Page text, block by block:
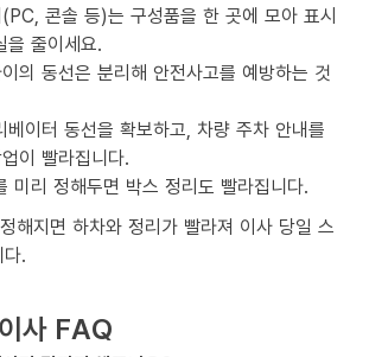
콘솔 등)는 구성품을 한 곳에 모아 표시
을 줄이세요.
의 동선은 분리해 안전사고를 예방하는 것
베이터 동선을 확보하고, 차량 주차 안내를
이 빨라집니다.
미리 정해두면 박스 정리도 빨라집니다.
해지면 하차와 정리가 빨라져 이사 당일 스
.
사 FAQ